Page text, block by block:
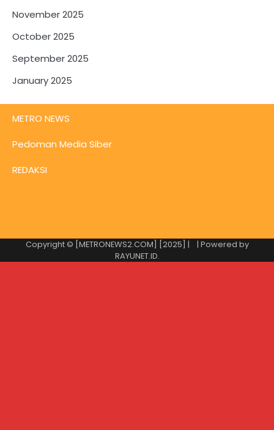
November 2025
October 2025
September 2025
January 2025
METRO NEWS
Pedoman Media Siber
REDAKSI
Copyright © [METRONEWS2.COM] [2025] |
| Powered by
RAYUNET.ID.